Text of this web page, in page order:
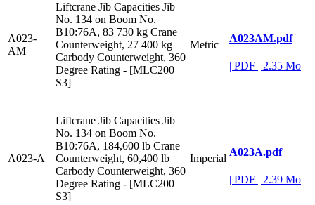
A023-
AM
Liftcrane Jib Capacities Jib
No. 134 on Boom No.
B10:76A, 83 730 kg Crane
Counterweight, 27 400 kg
Carbody Counterweight, 360
Degree Rating - [MLC200
S3]
Metric
A023AM.pdf
| PDF | 2.35 Mo
A023-A
Liftcrane Jib Capacities Jib
No. 134 on Boom No.
B10:76A, 184,600 lb Crane
Counterweight, 60,400 lb
Carbody Counterweight, 360
Degree Rating - [MLC200
S3]
Imperial
A023A.pdf
| PDF | 2.39 Mo